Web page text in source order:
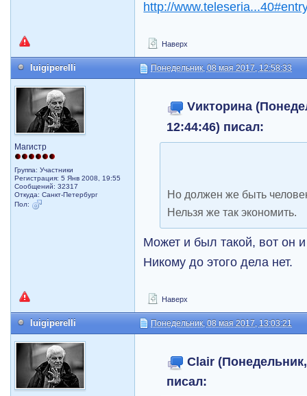
http://
Наверх
luigiperelli Понедельник, 08 мая 2017, 12:58:33
Магистр
Группа: Участники
Регистрация: 5 Янв 2008, 19:55
Сообщений: 32317
Откуда: Санкт-Петербург
Пол:
Vикторина
12:44:46) писал:
Но должен же быть
Нельзя же так экономить.
Может и был такой, вот он
Никому до этого дела нет.
Наверх
luigiperelli Понедельник, 08 мая 2017, 13:03:21
Clair
писал: